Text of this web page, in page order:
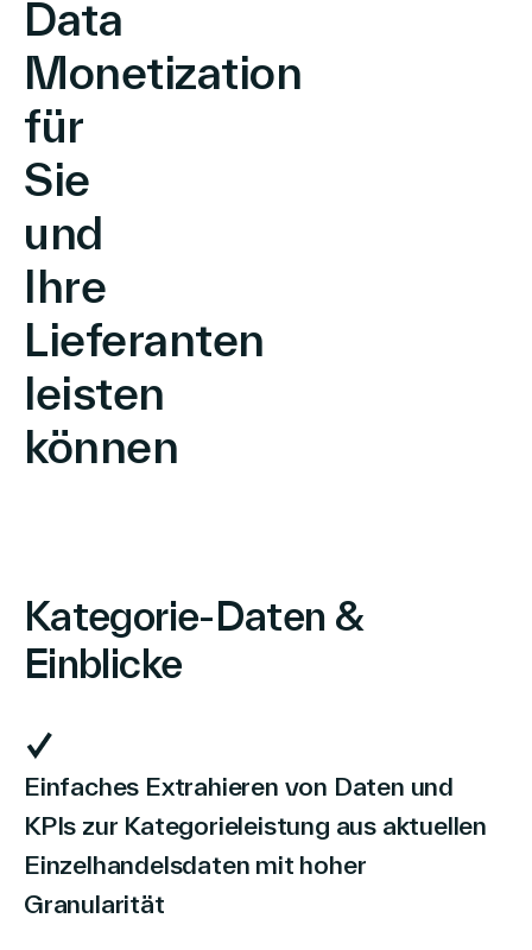
Data
Monetization
für
Sie
und
Ihre
Lieferanten
leisten
können
Kategorie-Daten &
Einblicke
Einfaches Extrahieren von Daten und
KPIs zur Kategorieleistung aus aktuellen
Einzelhandelsdaten mit hoher
Granularität